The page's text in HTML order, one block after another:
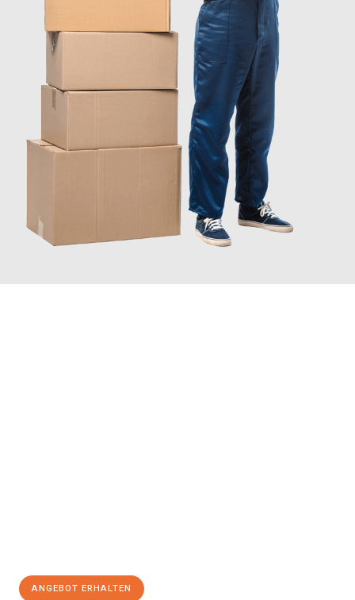
ANGEBOT ERHALTEN